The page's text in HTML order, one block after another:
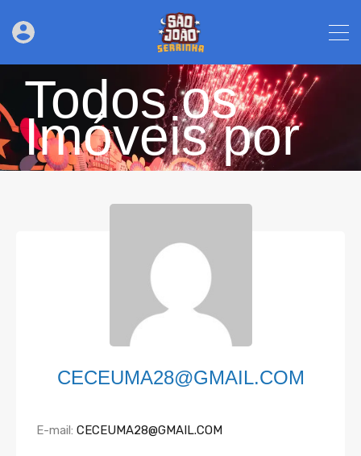
Todos os
Imóveis por
CECEUMA28@GMAIL.COM
E-mail: CECEUMA28@GMAIL.COM